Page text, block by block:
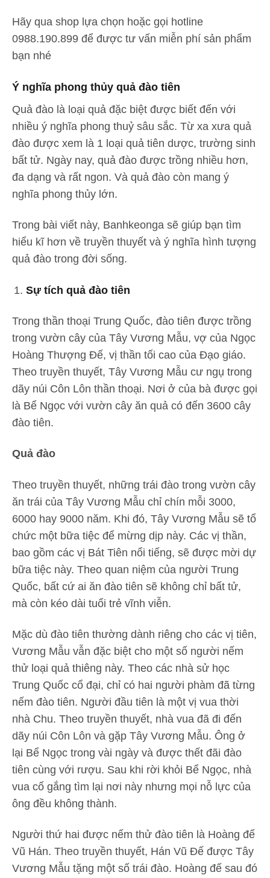
Hãy qua shop lựa chọn hoặc gọi hotline
0988.190.899 để được tư vấn miễn phí sản phẩm
bạn nhé
Ý nghĩa phong thủy quả đào tiên
Quả đào là loại quả đặc biệt được biết đến với
nhiều ý nghĩa phong thuỷ sâu sắc. Từ xa xưa quả
đào được xem là 1 loại quả tiên dược, trường sinh
bất tử. Ngày nay, quả đào được trồng nhiều hơn,
đa dạng và rất ngon. Và quả đào còn mang ý
nghĩa phong thủy lớn.
Trong bài viết này, Banhkeonga sẽ giúp bạn tìm
hiểu kĩ hơn về truyền thuyết và ý nghĩa hình tượng
quả đào trong đời sống.
Sự tích quả đào tiên
Trong thần thoại Trung Quốc, đào tiên được trồng
trong vườn cây của Tây Vương Mẫu, vợ của Ngọc
Hoàng Thượng Đế, vị thần tối cao của Đạo giáo.
Theo truyền thuyết, Tây Vương Mẫu cư ngụ trong
dãy núi Côn Lôn thần thoại. Nơi ở của bà được gọi
là Bể Ngọc với vườn cây ăn quả có đến 3600 cây
đào tiên.
Quả đào
Theo truyền thuyết, những trái đào trong vườn cây
ăn trái của Tây Vương Mẫu chỉ chín mỗi 3000,
6000 hay 9000 năm. Khi đó, Tây Vương Mẫu sẽ tổ
chức một bữa tiệc để mừng dịp này. Các vị thần,
bao gồm các vị Bát Tiên nổi tiếng, sẽ được mời dự
bữa tiệc này. Theo quan niệm của người Trung
Quốc, bất cứ ai ăn đào tiên sẽ không chỉ bất tử,
mà còn kéo dài tuổi trẻ vĩnh viễn.
Mặc dù đào tiên thường dành riêng cho các vị tiên,
Vương Mẫu vẫn đặc biệt cho một số người nếm
thử loại quả thiêng này. Theo các nhà sử học
Trung Quốc cổ đại, chỉ có hai người phàm đã từng
nếm đào tiên. Người đầu tiên là một vị vua thời
nhà Chu. Theo truyền thuyết, nhà vua đã đi đến
dãy núi Côn Lôn và gặp Tây Vương Mẫu. Ông ở
lại Bể Ngọc trong vài ngày và được thết đãi đào
tiên cùng với rượu. Sau khi rời khỏi Bể Ngọc, nhà
vua cố gắng tìm lại nơi này nhưng mọi nỗ lực của
ông đều không thành.
Người thứ hai được nếm thử đào tiên là Hoàng đế
Vũ Hán. Theo truyền thuyết, Hán Vũ Đế được Tây
Vương Mẫu tặng một số trái đào. Hoàng đế sau đó